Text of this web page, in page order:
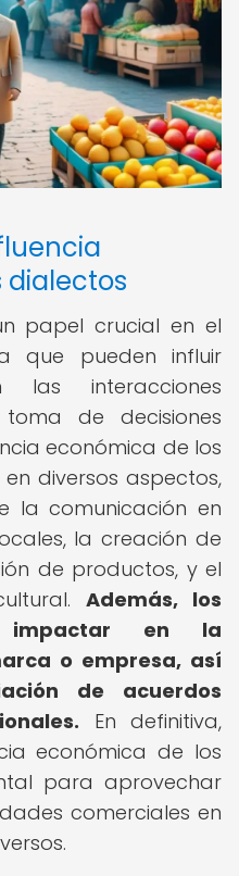
dialectos
papel crucial en el
que pueden influir
las interacciones
de decisiones
económica de los
diversos aspectos,
la comunicación en
la creación de
de productos, y el
Además, los
impactar en la
o empresa, así
de acuerdos
En definitiva,
económica de los
para aprovechar
comerciales en